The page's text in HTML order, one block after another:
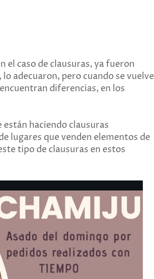
el caso de clausuras, ya fueron
adecuaron, pero cuando se vuelve
diferencias, en los
haciendo clausuras
lugares que venden elementos de
tipo de clausuras en estos